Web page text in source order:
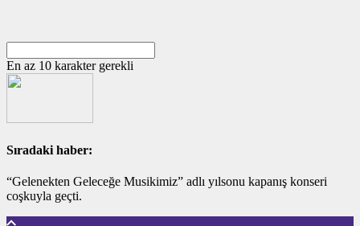
En az 10 karakter gerekli
Sıradaki haber:
“Gelenekten Geleceğe Musikimiz” adlı yılsonu kapanış konseri
coşkuyla geçti.